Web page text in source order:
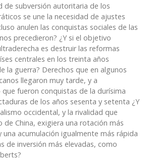
de subversión autoritaria de los
se une la necesidad de ajustes
anulen las conquistas sociales de las
precedieron? ¿Y si el objetivo
es destruir las reformas
centrales en los treinta años
la guerra? Derechos que en algunos
llegaron muy tarde, y a
fueron conquistas de la durísima
de los años sesenta y setenta ¿Y
occidental, y la rivalidad que
de China, exigiera una rotación más
acumulación igualmente más rápida
de inversión más elevadas, como